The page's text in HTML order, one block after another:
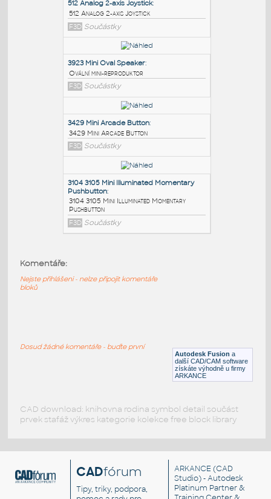
PODOBNÉ BLOKY
512 Analog 2-axis Joystick
512 Analog 2-axis Joystick
F3D Součástky
3923 Mini Oval Speaker:
Ovální mini-reproduktor
F3D Součástky
F3D
Součástky
Pushbutton
Autodesk Fusion a
další CAD/CAM software
získáte výhodně u firmy
ARKANCE
Komentáře:
Nejste přihlášeni - nelze připojit komentáře
bloků
Dosud žádné komentáře - buďte první
CAD download: knihovna rodina symbol detail součást
prvek stafáž výkres kategorie kolekce free block library
CADfórum
Tipy, triky, podpora,
ARKANCE (CAD
Studio) - Autodesk
Platinum Partner &